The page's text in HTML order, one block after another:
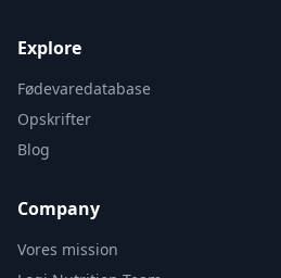
Explore
Fødevaredatabase
Opskrifter
Blog
Company
Vores mission